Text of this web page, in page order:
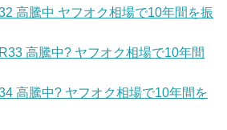
高騰中 ヤフオク相場で10年間を振
高騰中? ヤフオク相場で10年間
高騰中? ヤフオク相場で10年間を